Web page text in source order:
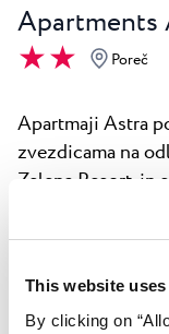
This website
By clicking on
Apartments
★ ★ Poreč
Apartmaji Astra
zvezdicama na
Zelena Resort, in
igrišči in
oazi, obdani z
Raziščite